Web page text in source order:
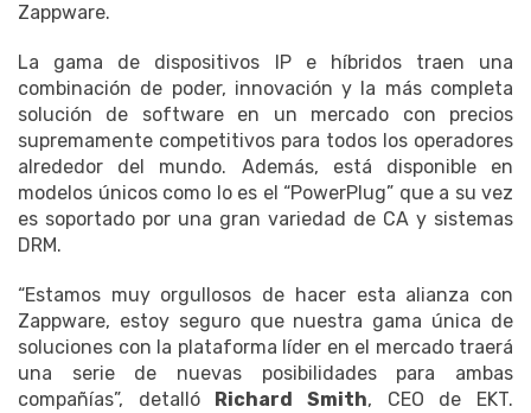
Zappware.
La gama de dispositivos IP e híbridos traen una
combinación de poder, innovación y la más completa
solución de software en un mercado con precios
supremamente competitivos para todos los operadores
alrededor del mundo. Además, está disponible en
modelos únicos como lo es el “PowerPlug” que a su vez
es soportado por una gran variedad de CA y sistemas
DRM.
“Estamos muy orgullosos de hacer esta alianza con
Zappware, estoy seguro que nuestra gama única de
soluciones con la plataforma líder en el mercado traerá
una serie de nuevas posibilidades para ambas
compañías”, detalló Richard Smith, CEO de EKT.